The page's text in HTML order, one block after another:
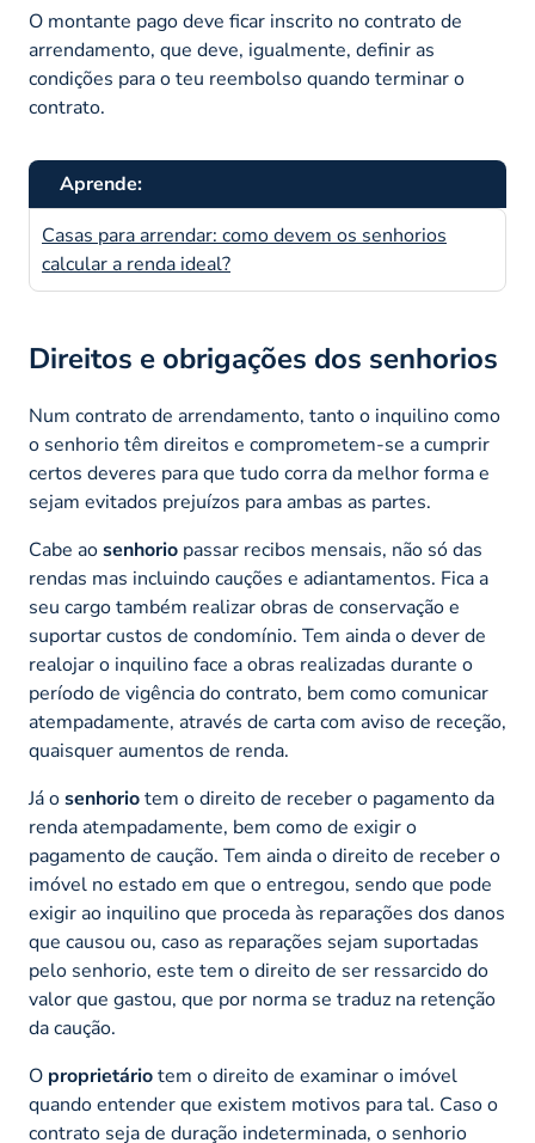
O montante pago deve ficar inscrito no contrato de
arrendamento, que deve, igualmente, definir as
condições para o teu reembolso quando terminar o
contrato.
Aprende:
Casas para arrendar: como devem os senhorios
calcular a renda ideal?
Direitos e obrigações dos senhorios
Num contrato de arrendamento, tanto o inquilino como
o senhorio têm direitos e comprometem-se a cumprir
certos deveres para que tudo corra da melhor forma e
sejam evitados prejuízos para ambas as partes.
Cabe aosenhorio passar recibos mensais, não só das
rendas mas incluindo cauções e adiantamentos. Fica a
seu cargo também realizar obras de conservação e
suportar custos de condomínio. Tem ainda o dever de
realojar o inquilino face a obras realizadas durante o
período de vigência do contrato, bem como comunicar
atempadamente, através de carta com aviso de receção,
quaisquer aumentos de renda.
Já osenhoriotem o direito de receber o pagamento da
renda atempadamente, bem como de exigir o
pagamento de caução. Tem ainda o direito de receber o
imóvel no estado em que o entregou, sendo que pode
exigir ao inquilino que proceda às reparações dos danos
que causou ou, caso as reparações sejam suportadas
pelo senhorio, este tem o direito de ser ressarcido do
valor que gastou, que por norma se traduz na retenção
da caução.
O proprietáriotem o direito de examinar o imóvel
quando entender que existem motivos para tal. Caso o
contrato seja de duração indeterminada, o senhorio